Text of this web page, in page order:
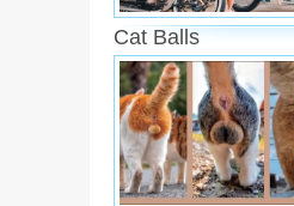
Cat Balls